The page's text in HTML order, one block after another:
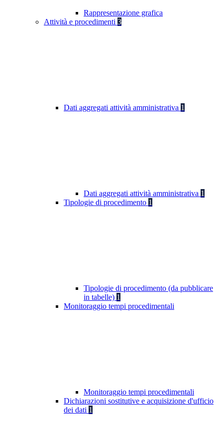
Rappresentazione grafica
Attività e procedimenti 3
Dati aggregati attività amministrativa 1
Dati aggregati attività amministrativa 1
Tipologie di procedimento 1
Tipologie di procedimento (da pubblicare
in tabelle) 1
Monitoraggio tempi procedimentali
Monitoraggio tempi procedimentali
Dichiarazioni sostitutive e acquisizione d'ufficio
dei dati 1